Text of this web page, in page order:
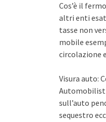
Cos’è il
altri enti
tasse non
mobile
circolazione
Visura auto:
sull’auto
sequestro